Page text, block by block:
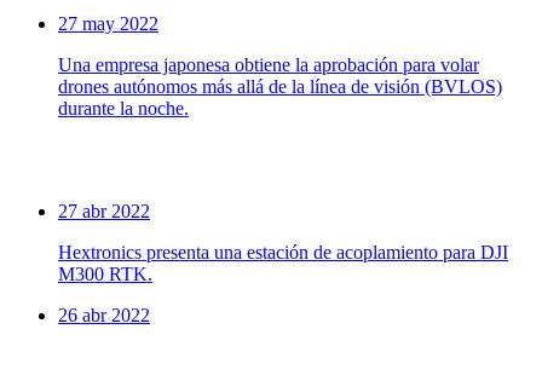
27 may 2022
Una empresa japonesa obtiene la aprobación para volar
drones autónomos más allá de la línea de visión (BVLOS)
durante la noche.
27 abr 2022
Hextronics presenta una estación de acoplamiento para DJI
M300 RTK.
26 abr 2022